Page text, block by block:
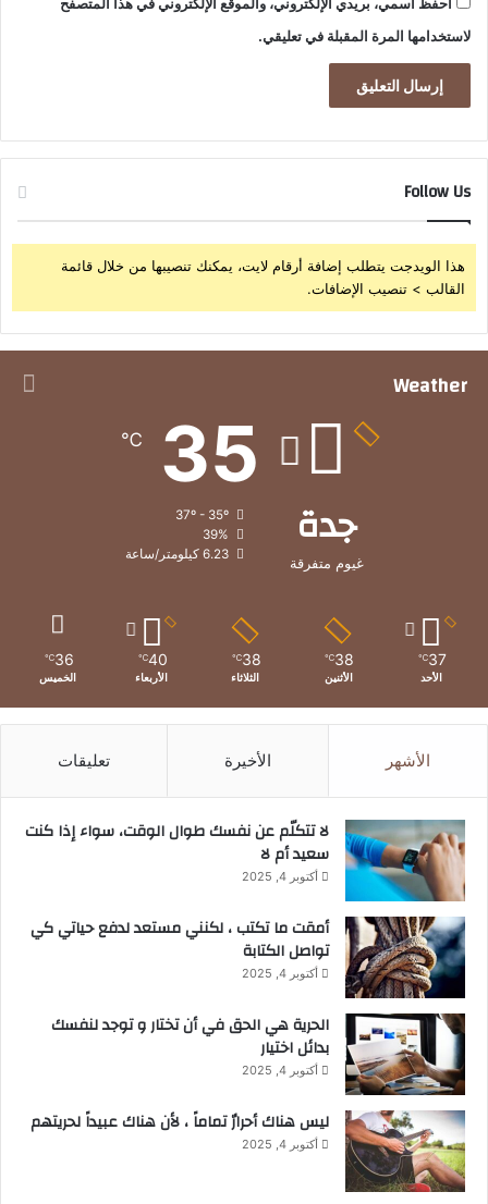
احفظ اسمي، بريدي الإلكتروني، والموقع الإلكتروني في هذا المتصفح
لاستخدامها المرة المقبلة في تعليقي.
Follow Us
هذا الويدجت يتطلب إضافة أرقام لايت، يمكنك تنصيبها من خلال قائمة
القالب > تنصيب الإضافات.
Weather
جدة
غيوم متفرقة
35
℃
39%
6.23 كيلومتر/ساعة
37
℃
الأحد
38
℃
الأثنين
38
℃
الثلاثاء
40
℃
الأربعاء
36
℃
الخميس
الأشهر الأخيرة تعليقات
لا تتكلّم عن نفسك طوال الوقت، سواء إذا كنت
سعيد أم لا
أكتوبر 4, 2025
أمقت ما تكتب ، لكنني مستعد لدفع حياتي كي
تواصل الكتابة
أكتوبر 4, 2025
الحرية هي الحق في أن تختار و توجد لنفسك
بدائل اختيار
أكتوبر 4, 2025
ليس هناك أحرارٌ تماماً ، لأن هناك عبيداً لحريتهم
أكتوبر 4, 2025